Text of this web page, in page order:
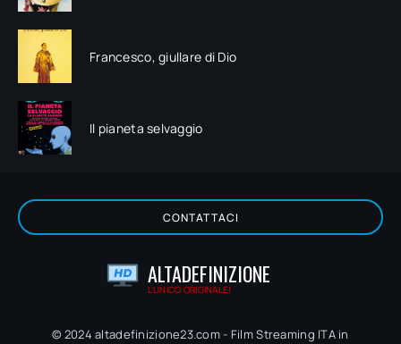
Francesco, giullare di Dio
Il pianeta selvaggio
CONTATTACI
ALTADEFINIZIONE
L'UNICO ORIGINALE!
© 2024 altadefinizione23.com - Film Streaming ITA in